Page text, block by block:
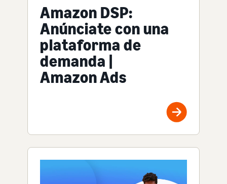
Amazon DSP:
Anúnciate con una
plataforma de
demanda |
Amazon Ads